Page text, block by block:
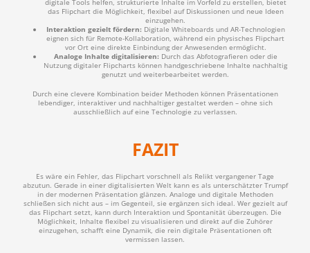
digitale Tools helfen, strukturierte Inhalte im Vorfeld zu erstellen, bietet
das Flipchart die Möglichkeit, flexibel auf Diskussionen und neue Ideen
einzugehen.
Interaktion gezielt fördern: Digitale Whiteboards und AR-Technologien
eignen sich für Remote-Kollaboration, während ein physisches Flipchart
vor Ort eine direkte Einbindung der Anwesenden ermöglicht.
Analoge Inhalte digitalisieren: Durch das Abfotografieren oder die
Nutzung digitaler Flipcharts können handgeschriebene Inhalte nachhaltig
genutzt und weiterbearbeitet werden.
Durch eine clevere Kombination beider Methoden können Präsentationen
lebendiger, interaktiver und nachhaltiger gestaltet werden – ohne sich
ausschließlich auf eine Technologie zu verlassen.
FAZIT
Es wäre ein Fehler, das Flipchart vorschnell als Relikt vergangener Tage
abzutun. Gerade in einer digitalisierten Welt kann es als unterschätzter Trumpf
in der modernen Präsentation glänzen. Analoge und digitale Methoden
schließen sich nicht aus – im Gegenteil, sie ergänzen sich ideal. Wer gezielt auf
das Flipchart setzt, kann durch Interaktion und Spontanität überzeugen. Die
Möglichkeit, Inhalte flexibel zu visualisieren und direkt auf die Zuhörer
einzugehen, schafft eine Dynamik, die rein digitale Präsentationen oft
vermissen lassen.